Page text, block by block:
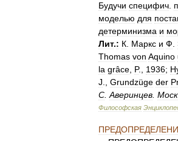
Будучи специфич
моделью для
детерминизма и
Лит.: К Маркс и Ф
Thomas von Aquino
la grâce P., 1936;
J
Grundzüge der
С Аверинцев
Философская